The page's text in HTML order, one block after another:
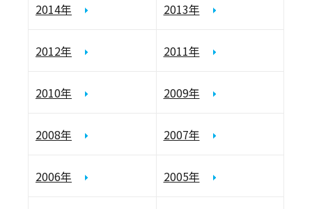
2014年 2013年
2012年 2011年
2010年 2009年
2008年 2007年
2006年 2005年